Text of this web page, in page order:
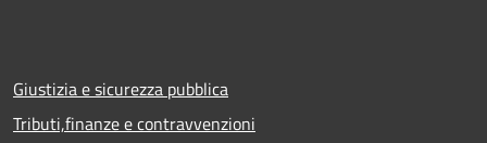
Giustizia e sicurezza pubblica
Tributi,finanze e contravvenzioni